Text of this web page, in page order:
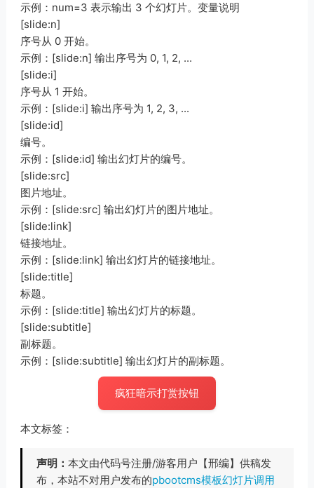
示例：num=3 表示输出 3 个幻灯片。变量说明
[slide:n]
序号从 0 开始。
示例：[slide:n] 输出序号为 0, 1, 2, ...
[slide:i]
序号从 1 开始。
示例：[slide:i] 输出序号为 1, 2, 3, ...
[slide:id]
编号。
示例：[slide:id] 输出幻灯片的编号。
[slide:src]
图片地址。
示例：[slide:src] 输出幻灯片的图片地址。
[slide:link]
链接地址。
示例：[slide:link] 输出幻灯片的链接地址。
[slide:title]
标题。
示例：[slide:title] 输出幻灯片的标题。
[slide:subtitle]
副标题。
示例：[slide:subtitle] 输出幻灯片的副标题。
疯狂暗示打赏按钮
本文标签：
声明： 本文由代码号注册/游客用户【邢编】供稿发
布，本站不对用户发布的pbootcms模板幻灯片调用